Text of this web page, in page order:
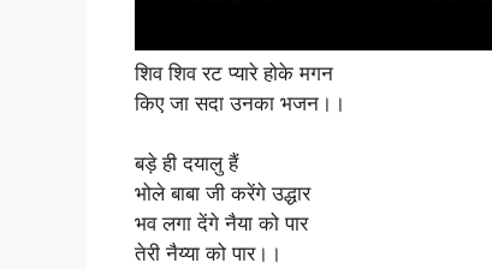
शिव शिव रट प्यारे होके मगन
किए जा सदा उनका भजन।।
बड़े ही दयालु हैं
भोले बाबा जी करेंगे उद्धार
भव लगा देंगे नैया को पार
तेरी नैय्या को पार।।